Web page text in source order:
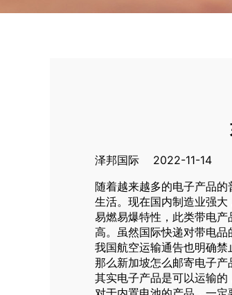
泽邦国际 2022-11-14
随着越来越多的电子产品
生活。现在国内制造业强
易燃易爆特性，此类带电
高。虽然国际快递对带电品
我国航空运输通告也明确禁
那么新加坡怎么邮寄电子产
其实电子产品是可以运输的